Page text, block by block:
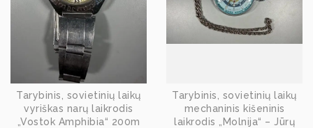
Tarybinis, sovietinių laikų
vyriškas narų laikrodis
„Vostok Amphibia“ 200m
Tarybinis, sovietinių laikų
mechaninis kišeninis
laikrodis „Molnija“ – Jūrų